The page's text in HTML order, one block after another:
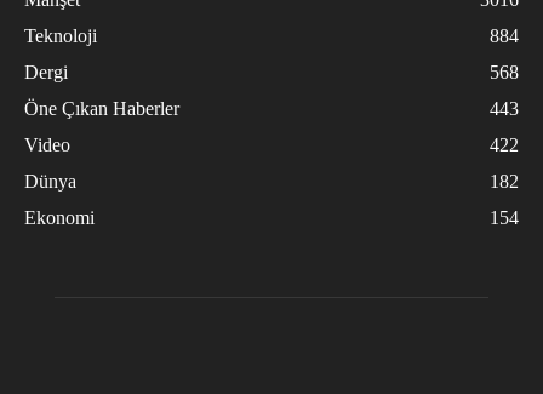
Teknoloji
884
Dergi
568
Öne Çıkan Haberler
443
Video
422
Dünya
182
Ekonomi
154